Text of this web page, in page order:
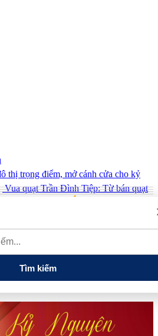
thị trọng điểm, mở cánh cửa cho kỷ
Vua quạt Trần Đình Tiệp: Từ bán quạt
hàng, thúc đẩy kết nối ngành thể thao
kế kiến trúc biểu tượng của
danh tại Dot Property Awards 2026
nổi trên mạng xã hội, còn là chủ tịch
Tìm kiếm